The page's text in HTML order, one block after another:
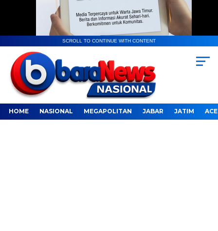
SCROLL TO CONTINUE WITH CONTENT
HOME NASIONAL MEGAPOLITAN JABAR JATIM